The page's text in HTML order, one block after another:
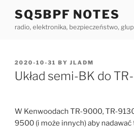
content
SQ5BPF NOTES
radio, elektronika, bezpieczeństwo,
POSTED
ON
2020-10-31 BY JLADM
Układ semi-BK do
W Kenwoodach TR-9000, TR-
9500 (i może innych) aby